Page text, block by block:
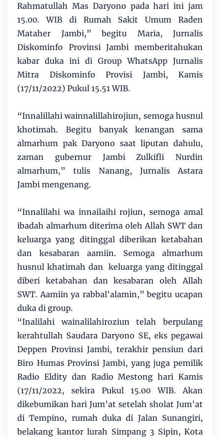
Rahmatullah Mas Daryono pada hari ini jam
15.00. WIB di Rumah Sakit Umum Raden
Mataher Jambi,” begitu Maria, Jurnalis
Diskominfo Provinsi Jambi memberitahukan
kabar duka ini di Group WhatsApp Jurnalis
Mitra Diskominfo Provisi Jambi, Kamis
(17/11/2022) Pukul 15.51 WIB.
“Innalillahi wainnalillahirojiun, semoga husnul
khotimah. Begitu banyak kenangan sama
almarhum pak Daryono saat liputan dahulu,
zaman gubernur Jambi Zulkifli Nurdin
almarhum,” tulis Nanang, Jurnalis Astara
Jambi mengenang.
“Innalilahi wa innailaihi rojiun, semoga amal
ibadah almarhum diterima oleh Allah SWT dan
keluarga yang ditinggal diberikan ketabahan
dan kesabaran aamiin. Semoga almarhum
husnul khatimah dan keluarga yang ditinggal
diberi ketabahan dan kesabaran oleh Allah
SWT. Aamiin ya rabbal'alamin,” begitu ucapan
duka di group.
“Inalilahi wainalilahiroziun telah berpulang
kerahtullah Saudara Daryono SE, eks pegawai
Deppen Provinsi Jambi, terakhir pensiun dari
Biro Humas Provinsi Jambi, yang juga pemilik
Radio Eldity dan Radio Mestong hari Kamis
(17/11/2022, sekira Pukul 15.00 WIB. Akan
dikebumikan hari Jum'at setelah sholat Jum'at
di Tempino, rumah duka di Jalan Sunangiri,
belakang kantor lurah Simpang 3 Sipin, Kota